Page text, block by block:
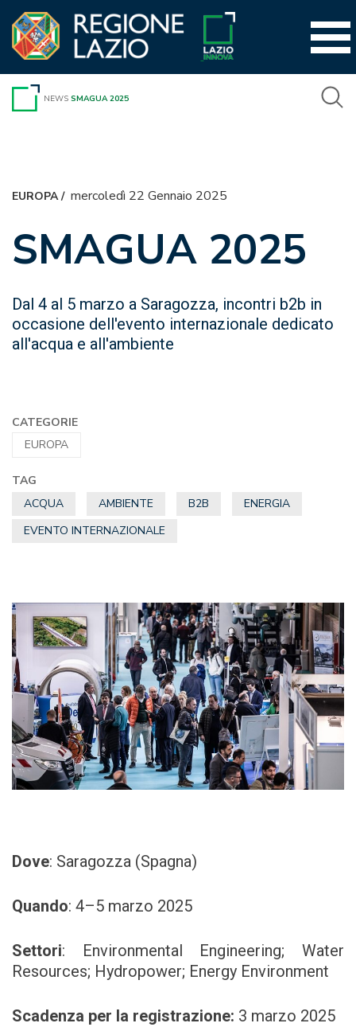
contenuto
NEWS SMAGUA 2025
EUROPA/ mercoledì 22 Gennaio 2025
SMAGUA 2025
Dal 4 al 5 marzo a Saragozza, incontri b2b in
occasione dell'evento internazionale dedicato
all'acqua e all'ambiente
CATEGORIE
EUROPA
TAG
ACQUA
AMBIENTE B2B
ENERGIA
EVENTO INTERNAZIONALE
Dove: Saragozza (Spagna)
Quando: 4–5 marzo 2025
Settori:
Environmental Engineering; Water
Resources; Hydropower; Energy Environment
Scadenza per la registrazione: 3 marzo 2025